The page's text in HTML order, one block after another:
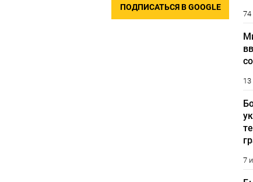
ПОДПИСАТЬСЯ В GOOGLE